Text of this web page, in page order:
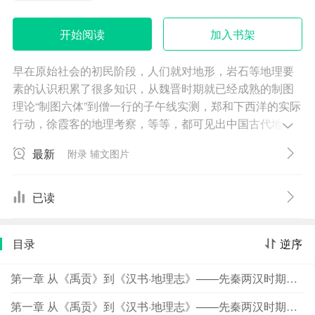
开始阅读 加入书架
早在原始社会的初民阶段，人们就对地形，岩石等地理要
素的认识积累了很多知识，从魏晋时期就已经成熟的制图
理论“制图六体”到僧一行的子午线实测，郑和下西洋的实际
行动，徐霞客的地理考察，等等，都可见出中国古代地理
最新 附录 辅文图片
已读
逆序
目录
第一章 从《禹贡》到《汉书·地理志》——先秦两汉时期的地理学成就 第一节 早期的地理认识
第一章 从《禹贡》到《汉书·地理志》——先秦两汉时期的地理学成就 第二节 汉代地理学的发展